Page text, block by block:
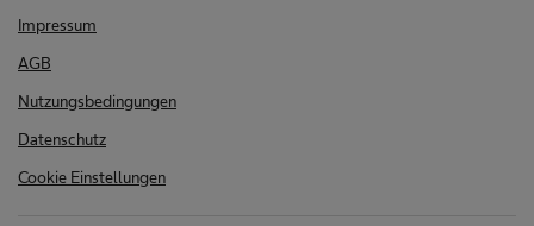
Impressum
AGB
Nutzungsbedingungen
Datenschutz
Cookie Einstellungen